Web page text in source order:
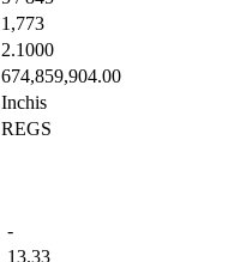
1,773
2.1000
674,859,904.00
Inchis
REGS
-
13.33